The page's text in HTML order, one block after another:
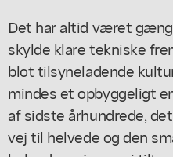
Det har altid været
skylde klare tekniske
blot tilsyneladende
mindes et opbyggeligt
af sidste århundrede,
vej til helvede og den